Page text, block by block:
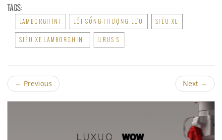
TAGS:
LAMBORGHINI LỐI SỐNG THƯỢNG LƯU SIÊU XE
SIÊU XE LAMBORGHINI URUS S
← Previous Next →